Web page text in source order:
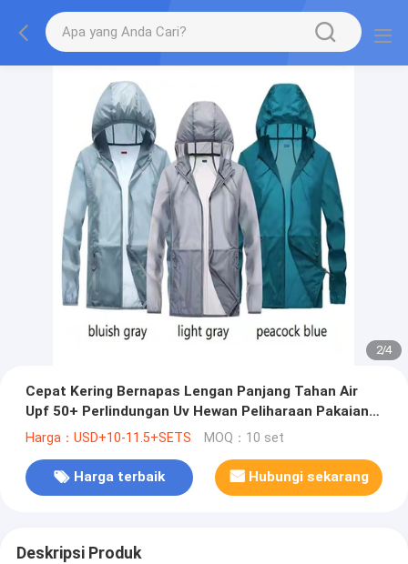
2/4
Cepat Kering Bernapas Lengan Panjang Tahan Air
Upf 50+ Perlindungan Uv Hewan Peliharaan Pakaian
Tabir Surya Memancing
Harga：USD+10-11.5+SETS MOQ：10 set
Harga terbaik Hubungi sekarang
Deskripsi Produk